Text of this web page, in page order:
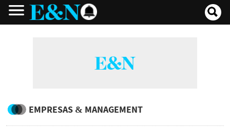
EMPRESAS & MANAGEMENT